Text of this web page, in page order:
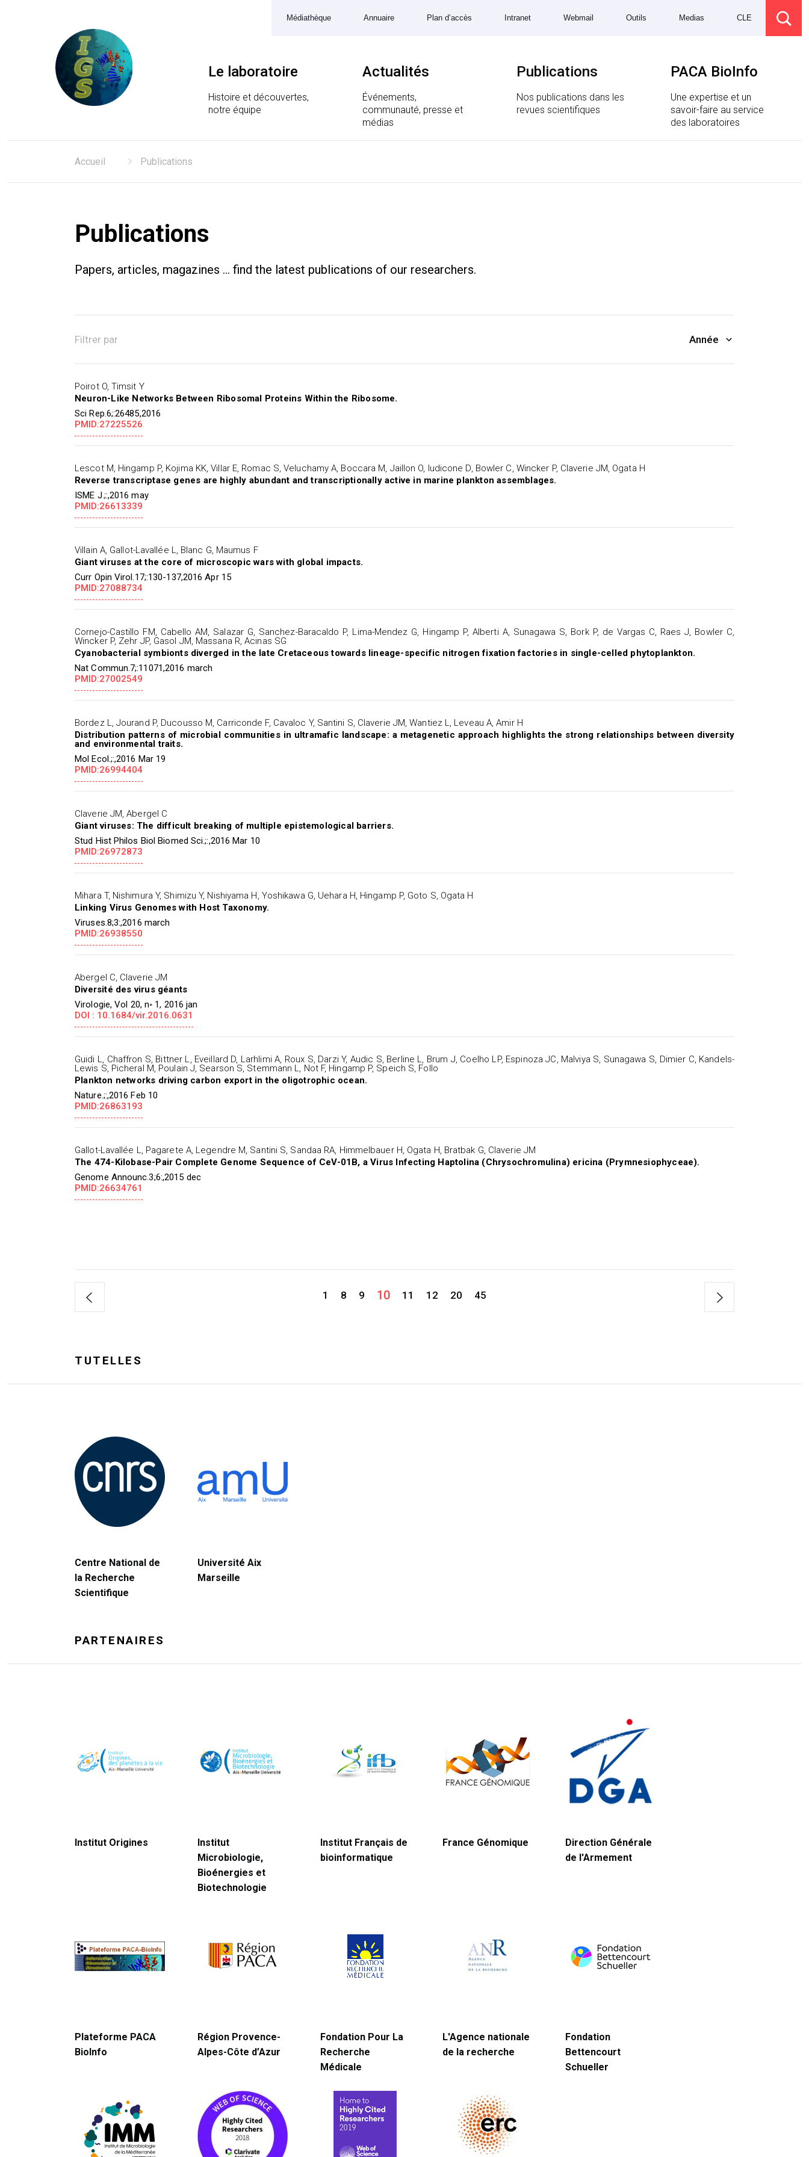
Laboratoire Information Génomique et Structurale
Médiathèque Annuaire Plan d’accès Intranet Webmail Outils Medias CLE
Le laboratoire
Histoire et découvertes,
notre équipe
Actualités
Événements,
communauté, presse et
médias
Publications
Nos publications dans les
revues scientifiques
PACA BioInfo
Une expertise et un
savoir-faire au service
des laboratoires
Accueil Publications
Publications
Papers, articles, magazines ... find the latest publications of our researchers.
Filtrer par
Poirot O, Timsit Y
Neuron-Like Networks Between Ribosomal Proteins Within the Ribosome.
Sci Rep.6;:26485,2016
PMID:27225526
Lescot M, Hingamp P, Kojima KK, Villar E, Romac S, Veluchamy A, Boccara M, Jaillon O, Iudicone D, Bowler C, Wincker P, Claverie JM, Ogata H
Reverse transcriptase genes are highly abundant and transcriptionally active in marine plankton assemblages.
ISME J.;:,2016 may
PMID:26613339
Villain A, Gallot-Lavallée L, Blanc G, Maumus F
Giant viruses at the core of microscopic wars with global impacts.
Curr Opin Virol.17;:130-137,2016 Apr 15
PMID:27088734
Cornejo-Castillo FM, Cabello AM, Salazar G, Sanchez-Baracaldo P, Lima-Mendez G, Hingamp P, Alberti A, Sunagawa S, Bork P, de Vargas C, Raes J, Bowler C,
Wincker P, Zehr JP, Gasol JM, Massana R, Acinas SG
Cyanobacterial symbionts diverged in the late Cretaceous towards lineage-specific nitrogen fixation factories in single-celled phytoplankton.
Nat Commun.7;:11071,2016 march
PMID:27002549
Bordez L, Jourand P, Ducousso M, Carriconde F, Cavaloc Y, Santini S, Claverie JM, Wantiez L, Leveau A, Amir H
Distribution patterns of microbial communities in ultramafic landscape: a metagenetic approach highlights the strong relationships between diversity
and environmental traits.
Mol Ecol.;:,2016 Mar 19
PMID:26994404
Claverie JM, Abergel C
Giant viruses: The difficult breaking of multiple epistemological barriers.
Stud Hist Philos Biol Biomed Sci.;:,2016 Mar 10
PMID:26972873
Mihara T, Nishimura Y, Shimizu Y, Nishiyama H, Yoshikawa G, Uehara H, Hingamp P, Goto S, Ogata H
Linking Virus Genomes with Host Taxonomy.
Viruses.8;3:,2016 march
PMID:26938550
Abergel C, Claverie JM
Diversité des virus géants
Virologie, Vol 20, n◦ 1, 2016 jan
DOI : 10.1684/vir.2016.0631
Guidi L, Chaffron S, Bittner L, Eveillard D, Larhlimi A, Roux S, Darzi Y, Audic S, Berline L, Brum J, Coelho LP, Espinoza JC, Malviya S, Sunagawa S, Dimier C, Kandels-
Lewis S, Picheral M, Poulain J, Searson S, Stemmann L, Not F, Hingamp P, Speich S, Follo
Plankton networks driving carbon export in the oligotrophic ocean.
Nature.;:,2016 Feb 10
PMID:26863193
Gallot-Lavallée L, Pagarete A, Legendre M, Santini S, Sandaa RA, Himmelbauer H, Ogata H, Bratbak G, Claverie JM
The 474-Kilobase-Pair Complete Genome Sequence of CeV-01B, a Virus Infecting Haptolina (Chrysochromulina) ericina (Prymnesiophyceae).
Genome Announc.3;6:,2015 dec
PMID:26634761
1 8 9 10 11 12 20 45
TUTELLES
Centre National de
la Recherche
Scientifique
Université Aix
Marseille
PARTENAIRES
Institut Origines
Institut
Microbiologie,
Bioénergies et
Biotechnologie
Institut Français de
bioinformatique
France Génomique
Direction Générale
de l'Armement
Plateforme PACA
BioInfo
Région Provence-
Alpes-Côte d’Azur
Fondation Pour La
Recherche
Médicale
L'Agence nationale
de la recherche
Fondation
Bettencourt
Schueller